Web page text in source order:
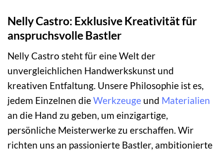
Nelly Castro: Exklusive Kreativität für
anspruchsvolle Bastler
Nelly Castro steht für eine Welt der
unvergleichlichen Handwerkskunst und
kreativen Entfaltung. Unsere Philosophie ist es,
jedem Einzelnen dieWerkzeuge und Materialien
an die Hand zu geben, um einzigartige,
persönliche Meisterwerke zu erschaffen. Wir
richten uns an passionierte Bastler, ambitionierte